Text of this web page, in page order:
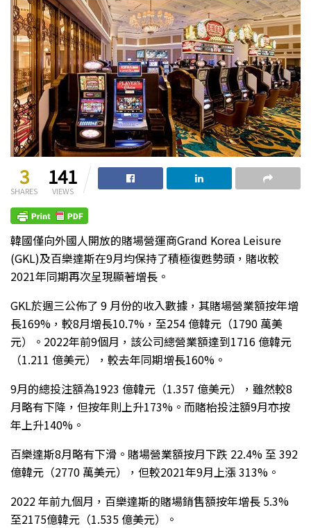
3
SHARES
141
VIEWS
韓國僅向外國人開放的賭場營運商Grand Korea Leisure
(GKL)及百樂達斯在9月均保持了積極復甦勢頭，賭收較
2021年同期再次呈現顯著增長。
GKL於週三公佈了 9 月份的收入數據，其賭場營業額按年增
長169%，較8月增長10.7%，至254 億韓元（1790 萬美
元）。2022年前9個月，該公司總營業額達到1716 億韓元
（1.211 億美元），較去年同期增長160%。
9月的總投注額為1923 億韓元（1.357 億美元），雖然較8
月略有下降，但按年則上升173%。而賭枱投注額9月亦按
年上升140%。
百樂達斯8月略有下滑。賭場營業額按月下跌 22.4% 至 392
億韓元（2770 萬美元），但較2021年9月上漲 313%。
2022 年前九個月，百樂達斯的賭場銷售額按年增長 5.3%
至2175億韓元（1.535 億美元）。